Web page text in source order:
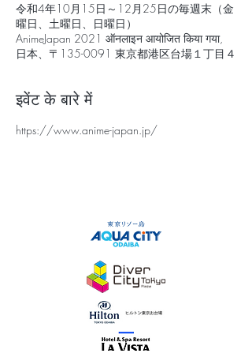
令和4年10月15日～12月25日の毎週末（金
曜日、土曜日、日曜日）
AnimeJapan 2021 ऑनलाइन आयोजित किया गया,
日本、〒135-0091 東京都港区台場１丁目４
इवेंट के बारे में
https://www.anime-japan.jp/